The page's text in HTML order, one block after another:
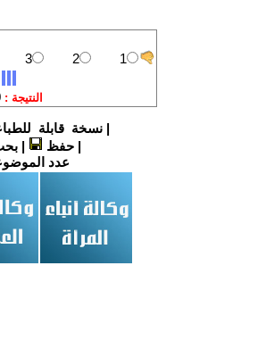
|نسخة قابلة
|حفظ |
عدد